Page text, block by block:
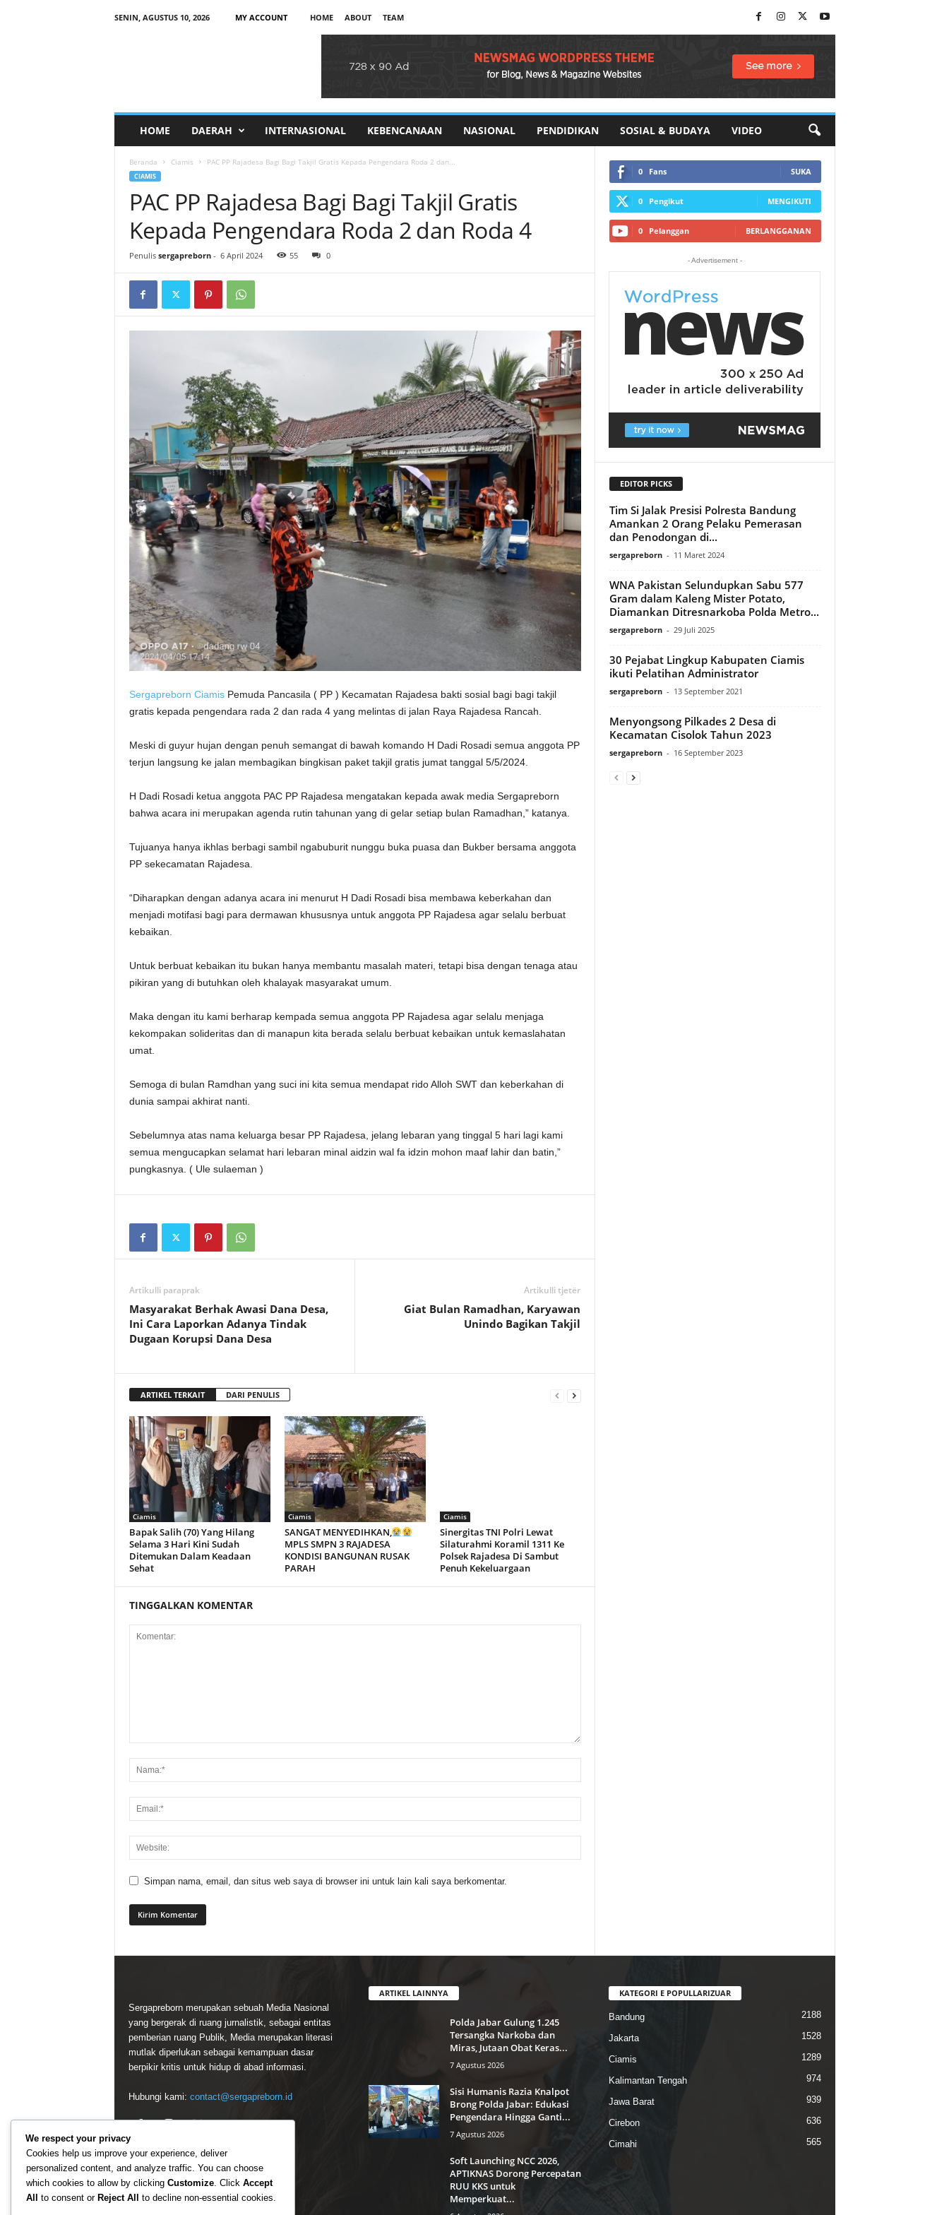
SENIN, AGUSTUS 10, 2026 MY ACCOUNT HOME ABOUT TEAM
HOME DAERAH INTERNASIONAL KEBENCANAAN NASIONAL PENDIDIKAN SOSIAL & BUDAYA VIDEO
Beranda Ciamis PAC PP Rajadesa Bagi Bagi Takjil Gratis Kepada Pengendara Roda 2 dan...
CIAMIS
PAC PP Rajadesa Bagi Bagi Takjil Gratis
Kepada Pengendara Roda 2 dan Roda 4
Penulis sergapreborn- 6 April 2024 55 0
Sergapreborn CiamisPemuda Pancasila ( PP ) Kecamatan Rajadesa bakti sosial bagi bagi takjil
gratis kepada pengendara rada 2 dan rada 4 yang melintas di jalan Raya Rajadesa Rancah.
Meski di guyur hujan dengan penuh semangat di bawah komando H Dadi Rosadi semua anggota PP
terjun langsung ke jalan membagikan bingkisan paket takjil gratis jumat tanggal 5/5/2024.
H Dadi Rosadi ketua anggota PAC PP Rajadesa mengatakan kepada awak media Sergapreborn
bahwa acara ini merupakan agenda rutin tahunan yang di gelar setiap bulan Ramadhan,” katanya.
Tujuanya hanya ikhlas berbagi sambil ngabuburit nunggu buka puasa dan Bukber bersama anggota
PP sekecamatan Rajadesa.
“Diharapkan dengan adanya acara ini menurut H Dadi Rosadi bisa membawa keberkahan dan
menjadi motifasi bagi para dermawan khususnya untuk anggota PP Rajadesa agar selalu berbuat
kebaikan.
Untuk berbuat kebaikan itu bukan hanya membantu masalah materi, tetapi bisa dengan tenaga atau
pikiran yang di butuhkan oleh khalayak masyarakat umum.
Maka dengan itu kami berharap kempada semua anggota PP Rajadesa agar selalu menjaga
kekompakan solideritas dan di manapun kita berada selalu berbuat kebaikan untuk kemaslahatan
umat.
Semoga di bulan Ramdhan yang suci ini kita semua mendapat rido Alloh SWT dan keberkahan di
dunia sampai akhirat nanti.
Sebelumnya atas nama keluarga besar PP Rajadesa, jelang lebaran yang tinggal 5 hari lagi kami
semua mengucapkan selamat hari lebaran minal aidzin wal fa idzin mohon maaf lahir dan batin,”
pungkasnya. ( Ule sulaeman )
Artikulli paraprak
Masyarakat Berhak Awasi Dana Desa,
Ini Cara Laporkan Adanya Tindak
Dugaan Korupsi Dana Desa
Artikulli tjetër
Giat Bulan Ramadhan, Karyawan
Unindo Bagikan Takjil
ARTIKEL TERKAIT DARI PENULIS
Ciamis
Bapak Salih (70) Yang Hilang
Selama 3 Hari Kini Sudah
Ditemukan Dalam Keadaan
Sehat
Ciamis
SANGAT MENYEDIHKAN,
MPLS SMPN 3 RAJADESA
KONDISI BANGUNAN RUSAK
PARAH
Ciamis
Sinergitas TNI Polri Lewat
Silaturahmi Koramil 1311 Ke
Polsek Rajadesa Di Sambut
Penuh Kekeluargaan
TINGGALKAN KOMENTAR
Simpan nama, email, dan situs web saya di browser ini untuk lain kali saya berkomentar.
0 Fans SUKA
0 Pengikut MENGIKUTI
0 Pelanggan BERLANGGANAN
- Advertisement -
EDITOR PICKS
Tim Si Jalak Presisi Polresta Bandung
Amankan 2 Orang Pelaku Pemerasan
dan Penodongan di...
sergapreborn - 11 Maret 2024
WNA Pakistan Selundupkan Sabu 577
Gram dalam Kaleng Mister Potato,
Diamankan Ditresnarkoba Polda Metro...
sergapreborn - 29 Juli 2025
30 Pejabat Lingkup Kabupaten Ciamis
ikuti Pelatihan Administrator
sergapreborn - 13 September 2021
Menyongsong Pilkades 2 Desa di
Kecamatan Cisolok Tahun 2023
sergapreborn - 16 September 2023
Sergapreborn merupakan sebuah Media Nasional
yang bergerak di ruang jurnalistik, sebagai entitas
pemberian ruang Publik, Media merupakan literasi
mutlak diperlukan sebagai kemampuan dasar
berpikir kritis untuk hidup di abad informasi.
Hubungi kami: contact@sergapreborn.id
ARTIKEL LAINNYA
Polda Jabar Gulung 1.245
Tersangka Narkoba dan
Miras, Jutaan Obat Keras...
7 Agustus 2026
Sisi Humanis Razia Knalpot
Brong Polda Jabar: Edukasi
Pengendara Hingga Ganti...
7 Agustus 2026
Soft Launching NCC 2026,
APTIKNAS Dorong Percepatan
RUU KKS untuk
Memperkuat...
KATEGORI E POPULLARIZUAR
Bandung 2188
Jakarta 1528
Ciamis 1289
Kalimantan Tengah 974
Jawa Barat 939
Cirebon 636
Cimahi 565
We respect your privacy
Cookies help us improve your experience, deliver
personalized content, and analyze traffic. You can choose
which cookies to allow by clicking Customize. Click Accept
All
to consent or Reject All to decline non-essential cookies.